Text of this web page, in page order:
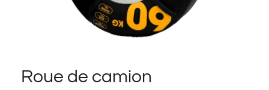
Roue de camion